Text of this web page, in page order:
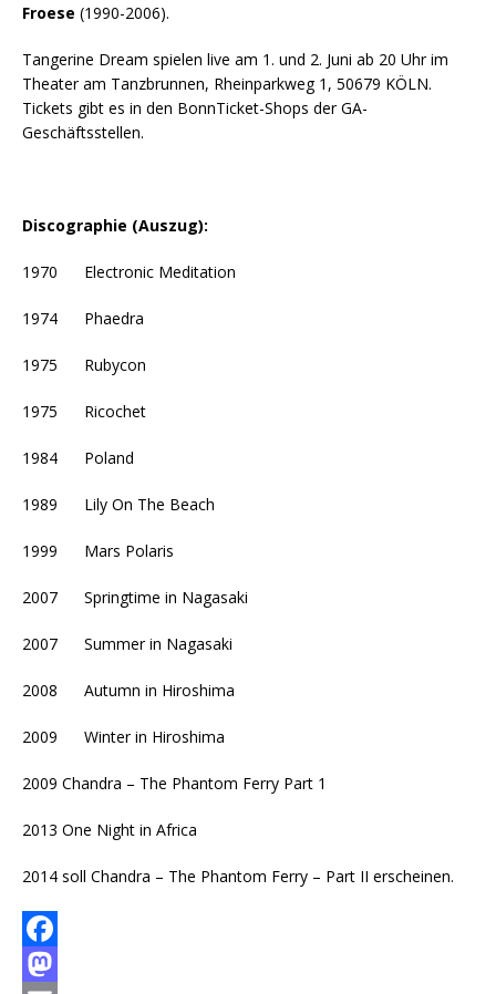
Froese (1990-2006).
Tangerine Dream spielen live am 1. und 2. Juni ab 20 Uhr im
Theater am Tanzbrunnen, Rheinparkweg 1, 50679 KÖLN.
Tickets gibt es in den BonnTicket-Shops der GA-
Geschäftsstellen.
Discographie (Auszug):
1970 Electronic Meditation
1974 Phaedra
1975 Rubycon
1975 Ricochet
1984 Poland
1989 Lily On The Beach
1999 Mars Polaris
2007 Springtime in Nagasaki
2007 Summer in Nagasaki
2008 Autumn in Hiroshima
2009 Winter in Hiroshima
2009 Chandra – The Phantom Ferry Part 1
2013 One Night in Africa
2014 soll Chandra – The Phantom Ferry – Part II erscheinen.
F